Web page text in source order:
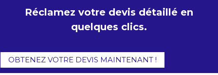
Réclamez votre devis détaillé en
quelques clics.
OBTENEZ VOTRE DEVIS MAINTENANT !